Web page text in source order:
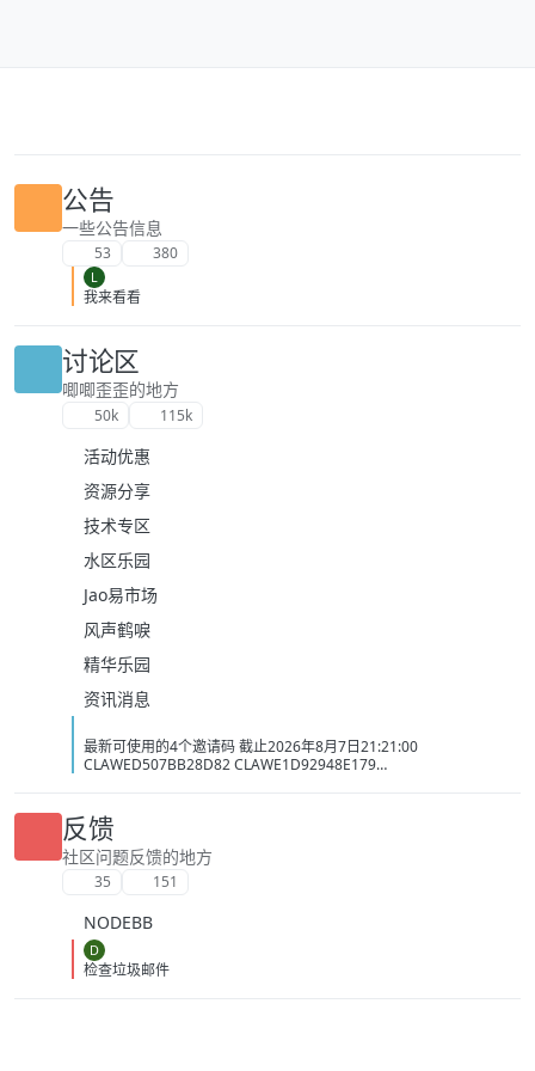
公告
一些公告信息
53 380
L
我来看看
讨论区
唧唧歪歪的地方
50k 115k
活动优惠
资源分享
技术专区
水区乐园
Jao易市场
风声鹤唳
精华乐园
资讯消息
最新可使用的4个邀请码 截止2026年8月7日21:21:00
CLAWED507BB28D82 CLAWE1D92948E179
反馈
社区问题反馈的地方
35 151
NODEBB
D
检查垃圾邮件